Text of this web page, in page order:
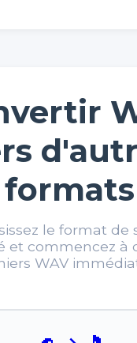
formats
le format de
et commencez à
WAV